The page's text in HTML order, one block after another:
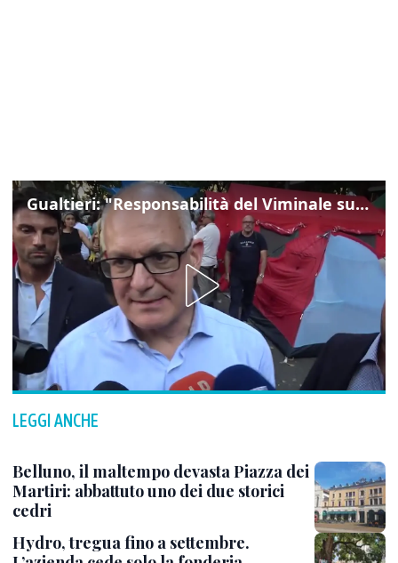
Gualtieri: "Responsabilità del Viminale su Spin Time? La posizione dei partiti è nota"
LEGGI ANCHE
Belluno, il maltempo devasta Piazza dei
Martiri: abbattuto uno dei due storici
cedri
Hydro, tregua fino a settembre.